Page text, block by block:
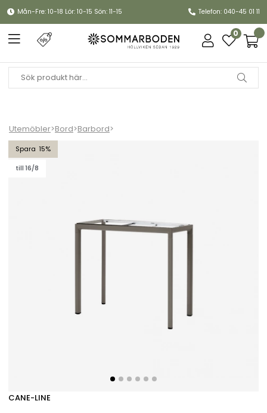
Mån-Fre: 10-18 Lör: 10-15 Sön: 11-15 Telefon: 040-45 01 11
0
Utemöbler>Bord>Barbord>
15
till 16/8
Drop barbordunderrede 150x75 cm - taupe
CANE-LINE